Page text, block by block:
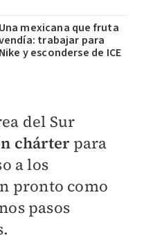
Una mexicana que fruta
trabajar para
Nike y esconderse de ICE
del Sur
chárterpara
a los
pronto como
pasos